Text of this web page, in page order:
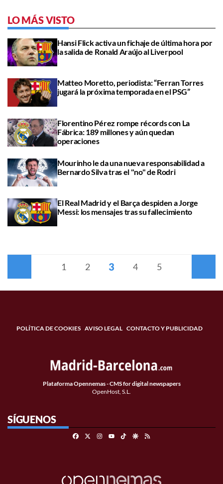
LO MÁS VISTO
Hansi Flick activa un fichaje de última hora por
la salida de Ronald Araújo al Liverpool
Matteo Moretto, periodista: “Ferran Torres
jugará la próxima temporada en el PSG”
Florentino Pérez rompe récords con La
Fábrica: 189 millones y aún quedan
operaciones
Mourinho le da una nueva responsabilidad a
Bernardo Silva tras el "no" de Rodri
El Real Madrid y el Barça despiden a Jorge
Messi: los mensajes tras su fallecimiento
1 2 3 4 5
POLÍTICA DE COOKIES AVISO LEGAL CONTACTO Y PUBLICIDAD
Plataforma Opennemas - CMS for digital newspapers
OpenHost, S.L.
SÍGUENOS
FacebookInstagramTikTokGoogle Discover